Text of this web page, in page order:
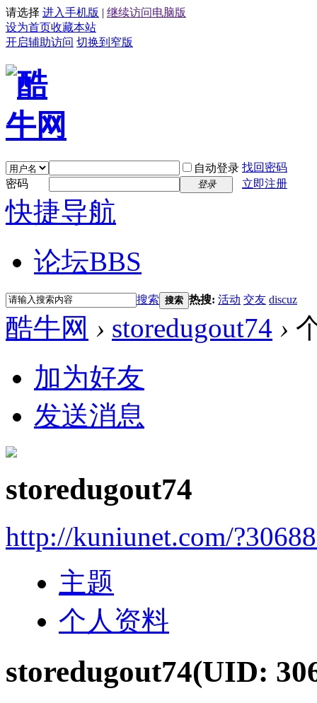
请选择 进入手机版 | 继续访问电脑版
设为首页收藏本站
开启辅助访问 切换到窄版
自动登录 找回密码
密码
登录 立即注册
快捷导航
论坛BBS
搜索 搜索 热搜: 活动 交友 discuz
酷牛网 › storedugout74 ›
加为好友
发送消息
storedugout74
http://kuniunet.com/
主题
个人资料
storedugout74(UID: